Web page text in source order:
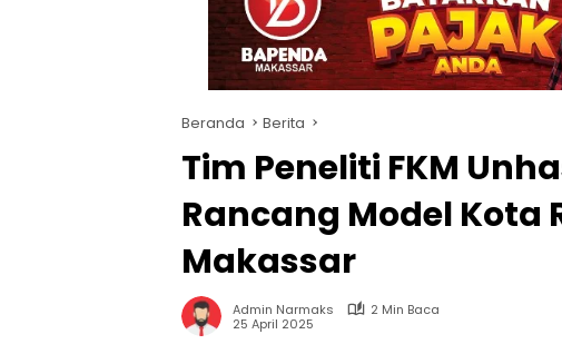
Beranda Berita
Tim Peneliti FKM
Rancang Model Kota
Makassar
Admin Narmaks
2 Min Baca
25 April 2025